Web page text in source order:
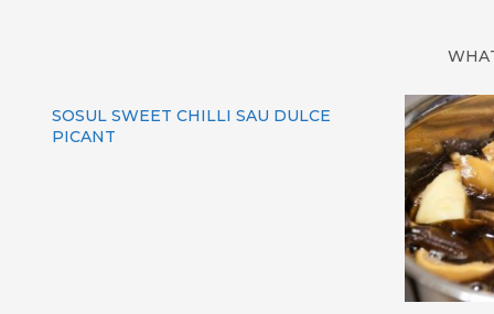
SOSUL SWEET CHILLI SAU DULCE
PICANT